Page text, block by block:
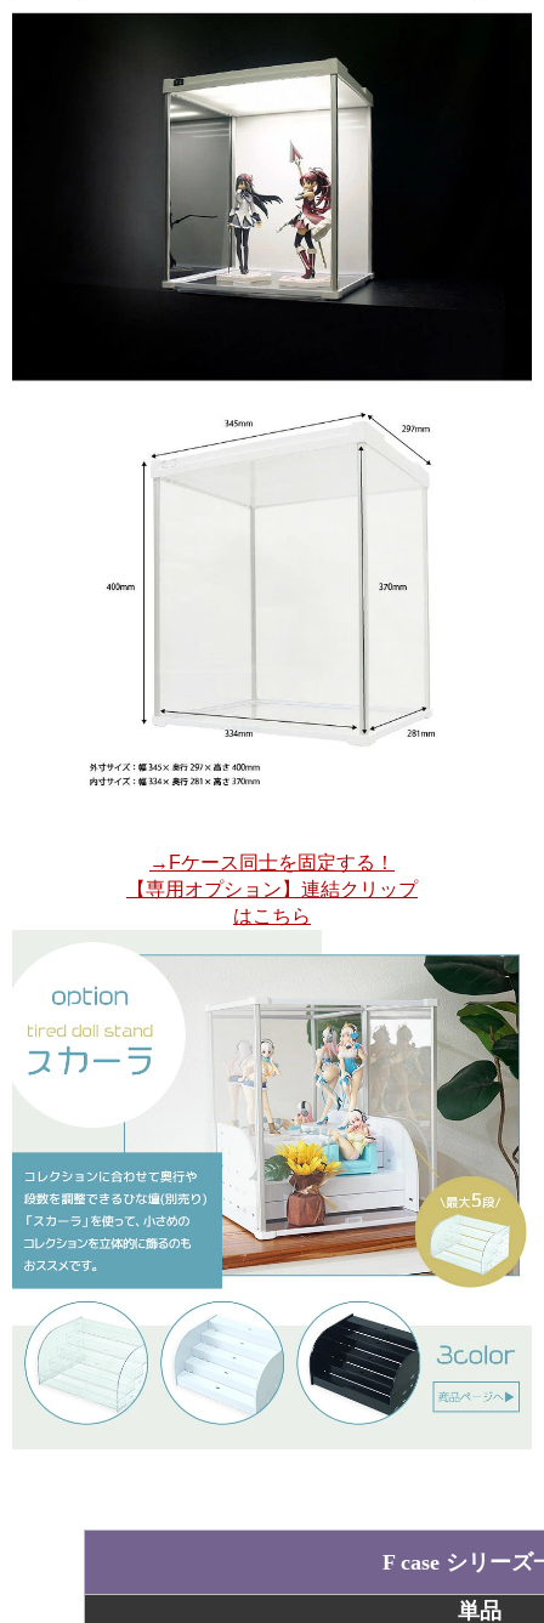
→Fケース同士を固定する！
【専用オプション】連結クリップ
はこちら